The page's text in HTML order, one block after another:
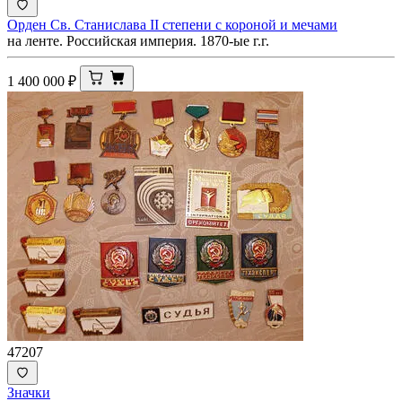
Орден Св. Станислава II степени с короной и мечами
на ленте. Российская империя. 1870-ые г.г.
1 400 000 ₽
47207
Значки